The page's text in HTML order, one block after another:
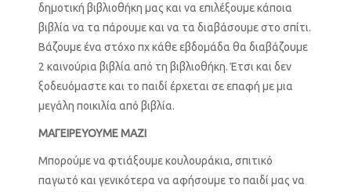
δημοτική βιβλιοθήκη μας και να επιλέξουμε κάποια
βιβλία να τα πάρουμε και να τα διαβάσουμε στο σπίτι.
Βάζουμε ένα στόχο πχ κάθε εβδομάδα θα διαβάζουμε
2 καινούρια βιβλία από τη βιβλιοθήκη. Έτσι και δεν
ξοδευόμαστε και το παιδί έρχεται σε επαφή με μια
μεγάλη ποικιλία από βιβλία.
ΜΑΓΕΙΡΕΥΟΥΜΕ ΜΑΖΙ
Μπορούμε να φτιάξουμε κουλουράκια, σπιτικό
παγωτό και γενικότερα να αφήσουμε το παιδί μας να